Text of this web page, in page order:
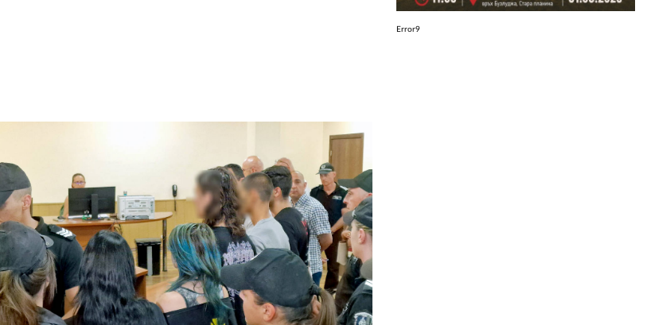
Error9
ПОЛИТИКАТА ЗА